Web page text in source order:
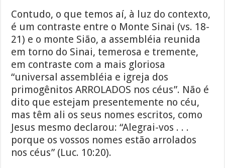
Contudo, o que temos aí, à luz do contexto,
é um contraste entre o Monte Sinai (vs. 18-
21) e o monte Sião, a assembléia reunida
em torno do Sinai, temerosa e tremente,
em contraste com a mais gloriosa
“universal assembléia e igreja dos
primogênitos ARROLADOS nos céus”. Não é
dito que estejam presentemente no céu,
mas têm ali os seus nomes escritos, como
Jesus mesmo declarou: “Alegrai-vos . . .
porque os vossos nomes estão arrolados
nos céus” (Luc. 10:20).